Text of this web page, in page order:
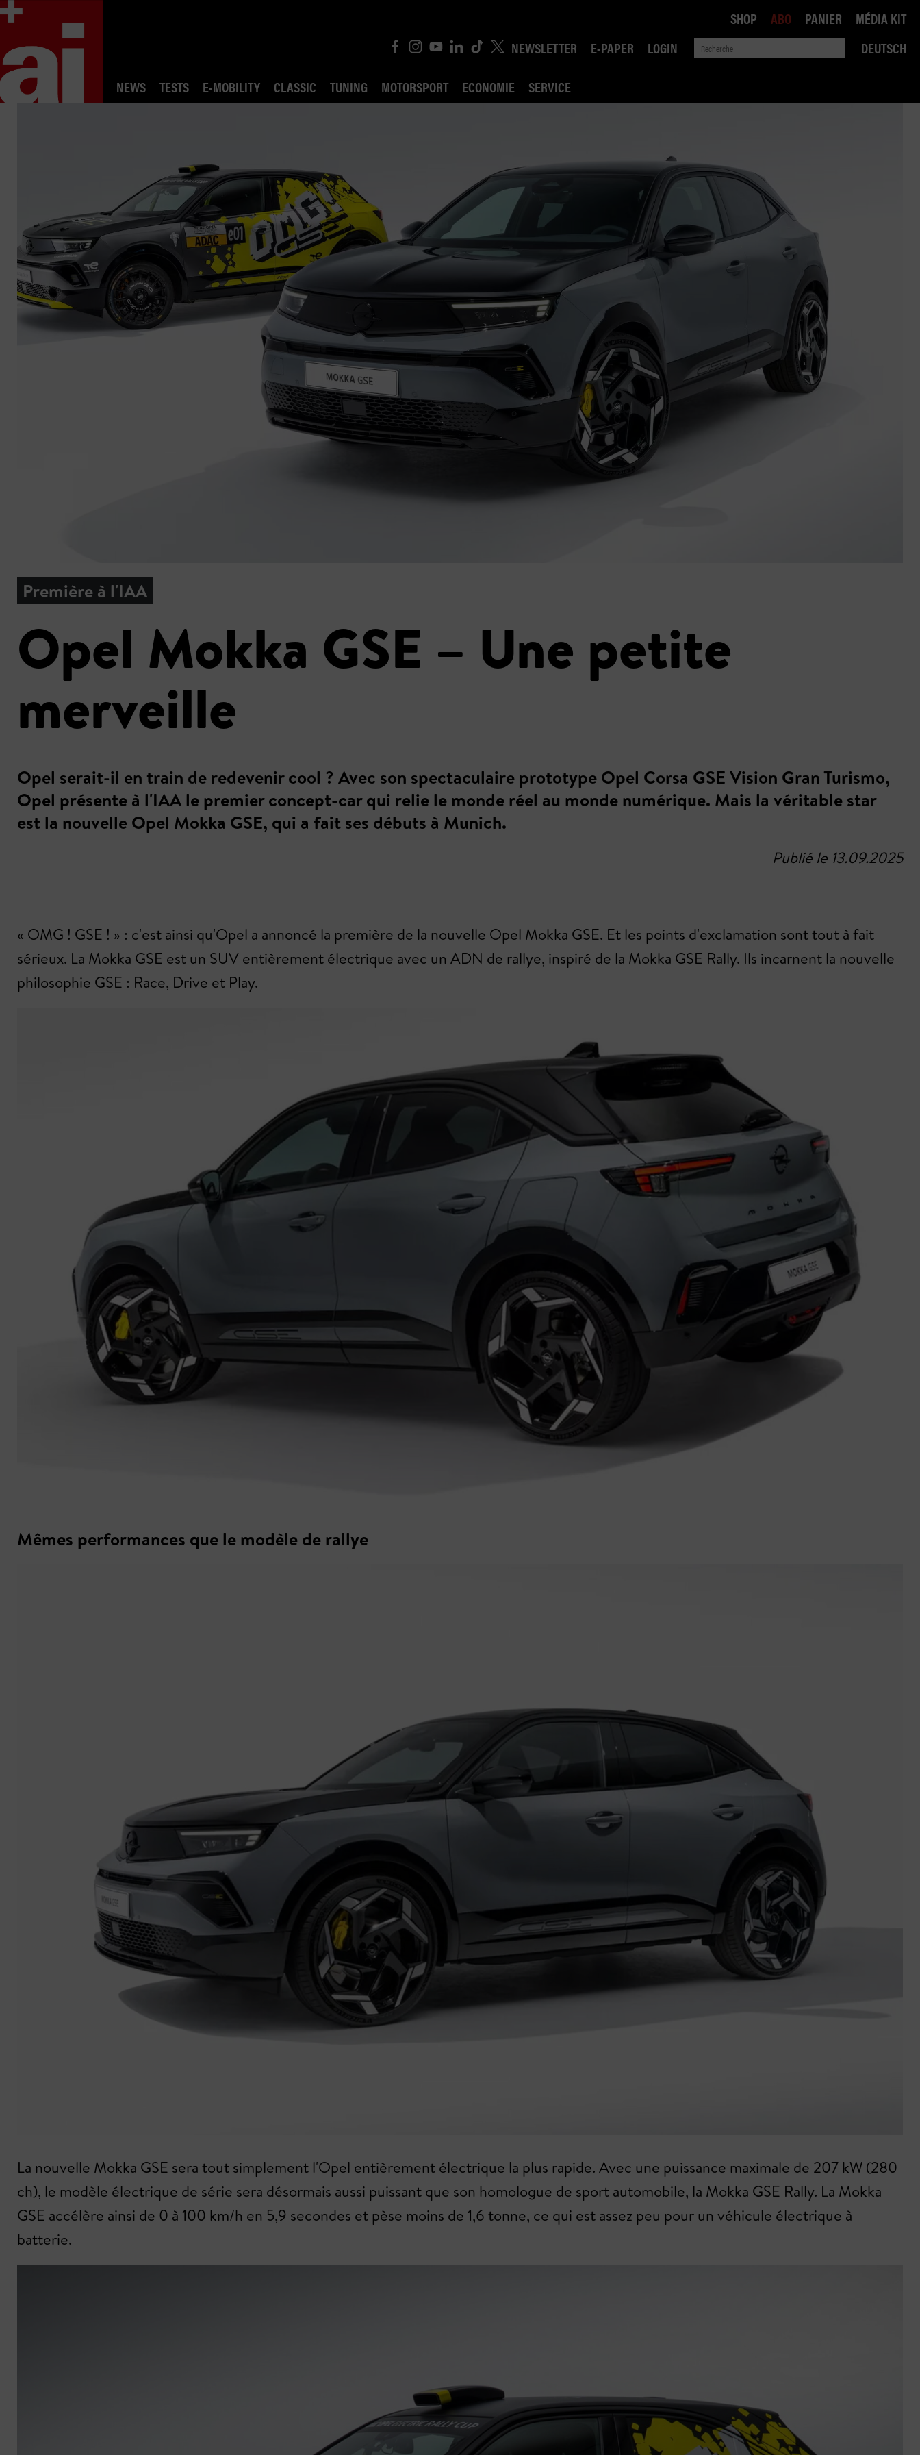
NEWSLETTER E-PAPER LOGIN
DEUTSCH
NEWS
TESTS E-MOBILITY CLASSIC TUNING MOTORSPORT ECONOMIE SERVICE
POLITIQUE DES TRANSPORTS
SHOP ABO PANIER MÉDIA KIT
Première à l'IAA
Opel Mokka GSE – Une petite
merveille
Opel serait-il en train de redevenir cool ? Avec son spectaculaire prototype Opel Corsa GSE Vision Gran Turismo,
Opel présente à l'IAA le premier concept-car qui relie le monde réel au monde numérique. Mais la véritable star
est la nouvelle Opel Mokka GSE, qui a fait ses débuts à Munich.
Publié le 13.09.2025
« OMG ! GSE ! » : c'est ainsi qu'Opel a annoncé la première de la nouvelle Opel Mokka GSE. Et les points d'exclamation sont tout à fait
sérieux. La Mokka GSE est un SUV entièrement électrique avec un ADN de rallye, inspiré de la Mokka GSE Rally. Ils incarnent la nouvelle
philosophie GSE : Race, Drive et Play.
Mêmes performances que le modèle de rallye
La nouvelle Mokka GSE sera tout simplement l'Opel entièrement électrique la plus rapide. Avec une puissance maximale de 207 kW (280
ch), le modèle électrique de série sera désormais aussi puissant que son homologue de sport automobile, la Mokka GSE Rally. La Mokka
GSE accélère ainsi de 0 à 100 km/h en 5,9 secondes et pèse moins de 1,6 tonne, ce qui est assez peu pour un véhicule électrique à
batterie.